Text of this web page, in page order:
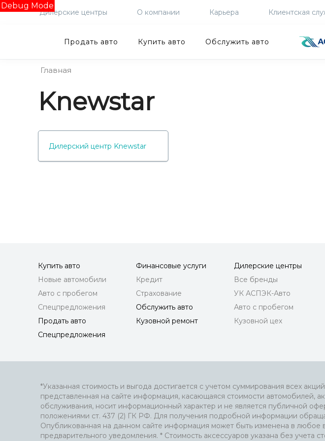
Debug Mode
Дилерские центры О компании Карьера Клиентская
Продать авто Купить авто Обслужить авто
Главная
Knewstar
Дилерский центр Knewstar
Купить авто
Новые автомобили
Авто с пробегом
Спецпредложения
Продать авто
Спецпредложения
Финансовые услуги
Кредит
Страхование
Обслужить авто
Кузовной ремонт
Дилерские центры
Все бренды
УК АСПЭК-Авто
Авто с пробегом
Кузовной цех
*Указанная стоимость и выгода достигается с учетом суммирования всех
представленная на сайте информация, касающаяся стоимости автомобилей,
обслуживания, носит информационный характер и не является публичной
положениями ст. 437 (2) ГК РФ. Для получения подробной информации
Опубликованная на данном сайте информация может быть изменена в любое
предварительного уведомления. * Стоимость аксессуаров указана без учета